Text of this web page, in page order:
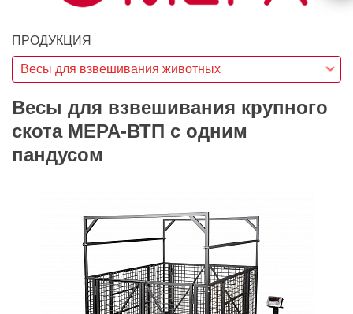
ПРОДУКЦИЯ
Весы для взвешивания животных
Весы для взвешивания крупного
скота МЕРА-ВТП с одним
пандусом